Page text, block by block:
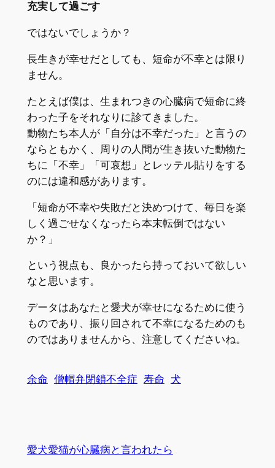
充実して過ごす
ではないでしょうか？
長生きが幸せだとしても、短命が不幸とは限り
ません。
たとえば僕は、生まれつきの心臓病で短命に終
わった子をそれなりに診てきました。
動物たち本人が「自分は不幸だった」と言うの
ならともかく、周りの人間が生き抜いた動物た
ちに「不幸」「可哀想」とレッテル貼りをする
のには違和感があります。
「短命が不幸や失敗だと決めつけて、毎日を楽
しく過ごせなくなったら本末転倒ではない
か？」
という視点も、良かったら持っておいて欲しい
なと思います。
データはあなたと愛犬が幸せになるために使う
ものであり、振り回されて不幸になるためのも
のではありませんから、注意してくださいね。
余命 僧帽弁閉鎖不全症 寿命 犬
愛犬愛猫が心臓病と言われたら